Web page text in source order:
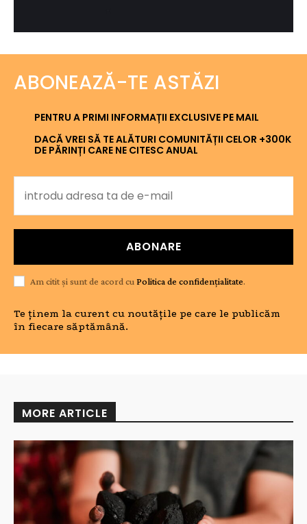
ABONEAZĂ-TE ASTĂZI
PENTRU A PRIMI INFORMAȚII EXCLUSIVE PE MAIL
DACĂ VREI SĂ TE ALĂTURI COMUNITĂȚII CELOR +300K
DE PĂRINȚI CARE NE CITESC ANUAL
ABONARE
Am citit și sunt de acord cu Politica de confidențialitate.
Te ținem la curent cu noutățile pe care le publicăm
în fiecare săptămână.
MORE ARTICLE